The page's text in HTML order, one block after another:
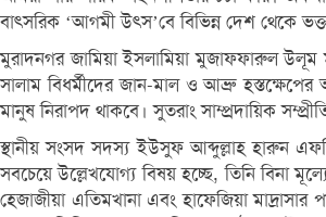
বাৎসরিক ‘আগমী উৎস’বে বিভিন্ন দেশ থেকে
মুরাদনগর জামিয়া ইসলামিয়া মুজাফফারুল উলূম
সালাম বিধর্মীদের জান-মাল ও আব্রু
মানুষ নিরাপদ থাকবে। সুতরাং সাম্প্রদায়িক
স্থানীয় সংসদ সদস্য ইউসুফ আব্দুল্লাহ হারুন
সবচেয়ে উল্লেখযোগ্য বিষয় হচ্ছে, তিনি বিনা
হেজাজীয়া এতিমখানা এবং হাফেজিয়া